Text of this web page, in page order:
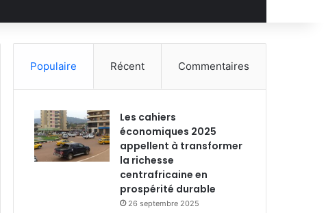
Populaire Récent Commentaires
Les cahiers
économiques 2025
appellent à transformer
la richesse
centrafricaine en
prospérité durable
26 septembre 2025